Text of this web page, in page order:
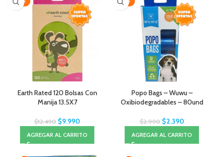
Earth Rated 120 Bolsas Con
Manija 13.5X7
$12.490 $9.990
AGREGAR AL CARRITO
Popo Bags – Wuwu –
Oxibiodegradables – 80und
$2.990 $2.390
AGREGAR AL CARRITO